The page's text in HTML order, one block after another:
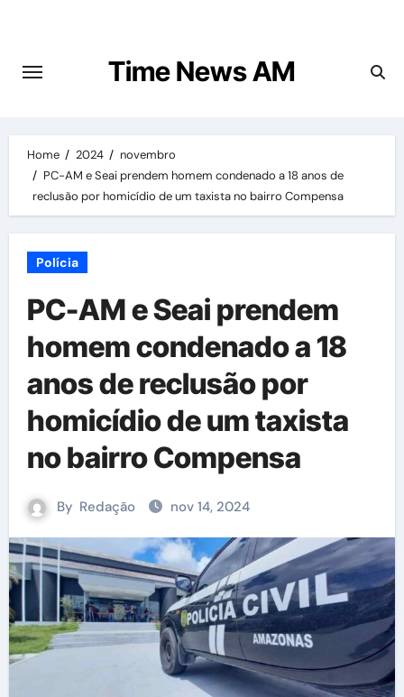
content
Time News AM
Home 2024
novembro
PC-AM e Seai prendem homem condenado a 18 anos de
reclusão por homicídio de um taxista no bairro Compensa
Polícia
PC-AM e Seai prendem
homem condenado a 18
anos de reclusão por
homicídio de um taxista
no bairro Compensa
By Redação nov 14, 2024